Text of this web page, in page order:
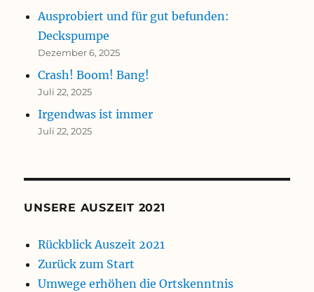
Ausprobiert und für gut befunden:
Deckspumpe
Dezember 6, 2025
Crash! Boom! Bang!
Juli 22, 2025
Irgendwas ist immer
Juli 22, 2025
UNSERE AUSZEIT 2021
Rückblick Auszeit 2021
Zurück zum Start
Umwege erhöhen die Ortskenntnis